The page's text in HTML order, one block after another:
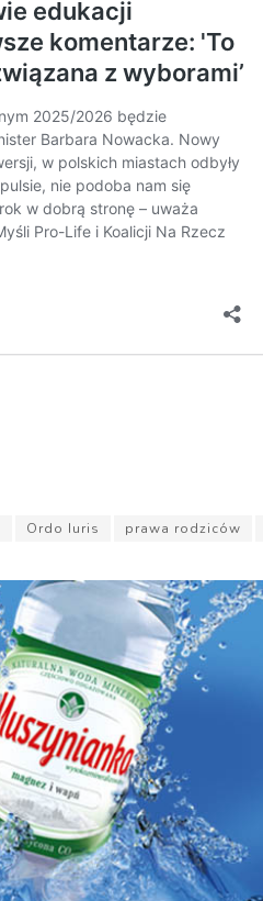
Ordo Iuris prawa rodziców